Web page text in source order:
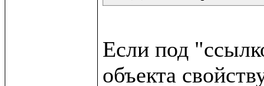
Если под
объекта